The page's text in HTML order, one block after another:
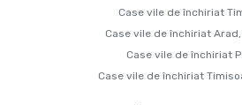
Case vile de închiriat
Case vile de închiriat
Case vile de închiriat
Case vile de închiriat